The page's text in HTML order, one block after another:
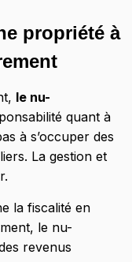
propriété à
le nu-
quant à
à s’occuper des
La gestion et
la fiscalité en
le nu-
revenus